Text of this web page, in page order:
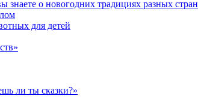
о новогодних традициях разных стран
для детей
ли ты сказки?»